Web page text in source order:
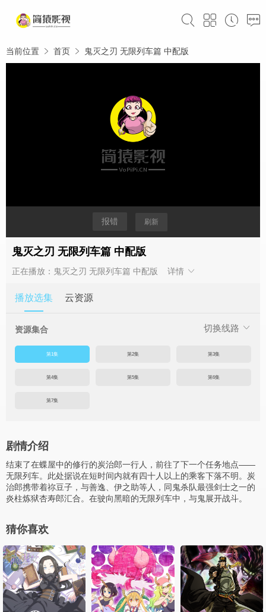
当前位置 首页 鬼灭之刃 无限列车篇 中配版
报错 刷新
鬼灭之刃 无限列车篇 中配版
正在播放：鬼灭之刃 无限列车篇 中配版 详情
播放选集 云资源
切换线路
资源集合
第1集 第2集 第3集
第4集 第5集 第6集
第7集
剧情介绍
结束了在蝶屋中的修行的炭治郎一行人，前往了下一个任务地点——
无限列车。此处据说在短时间内就有四十人以上的乘客下落不明。炭
治郎携带着祢豆子，与善逸、伊之助等人，同鬼杀队最强剑士之一的
炎柱炼狱杏寿郎汇合。在驶向黑暗的无限列车中，与鬼展开战斗。
猜你喜欢